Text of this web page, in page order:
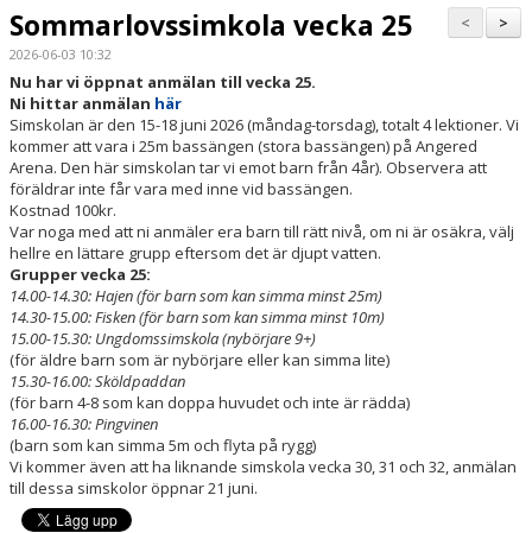
HEM
SENASTE NYTT
FRÅGOR & SVAR
VÅRA BASSÄNGER
KONTAKT
DOKUMENT
OM KLUBBEN
KOMMANDE KURSSTARTER
>
<
Sommarlovssimkola vecka 25
2026-06-03 10:32
Nu har vi öppnat anmälan till vecka 25.
Ni hittar anmälan här
Simskolan är den 15-18 juni 2026 (måndag-torsdag), totalt 4 lektioner. Vi
kommer att vara i 25m bassängen (stora bassängen) på Angered
Arena. Den här simskolan tar vi emot barn från 4år). Observera att
föräldrar inte får vara med inne vid bassängen.
Kostnad 100kr.
Var noga med att ni anmäler era barn till rätt nivå, om ni är osäkra, välj
hellre en lättare grupp eftersom det är djupt vatten.
Grupper vecka 25:
14.00-14.30: Hajen (för barn som kan simma minst 25m)
14.30-15.00: Fisken (för barn som kan simma minst 10m)
15.00-15.30: Ungdomssimskola (nybörjare 9+)
(för äldre barn som är nybörjare eller kan simma lite)
15.30-16.00: Sköldpaddan
(för barn 4-8 som kan doppa huvudet och inte är rädda)
16.00-16.30: Pingvinen
(barn som kan simma 5m och flyta på rygg)
Vi kommer även att ha liknande simskola vecka 30, 31 och 32, anmälan
till dessa simskolor öppnar 21 juni.